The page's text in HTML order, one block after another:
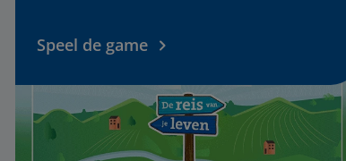
Speel de game